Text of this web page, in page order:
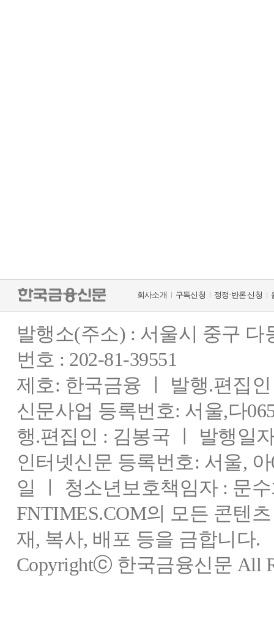
회사소개 구독신청 정정·반론 신청
발행소(주소) : 서울시 중구
번호 : 202-81-39551
제호: 한국금융 ㅣ 발행.편집
신문사업 등록번호: 서울,다
행.편집인 : 김봉국 ㅣ 발행일
인터넷신문 등록번호: 서울,
일 ㅣ 청소년보호책임자 : 문
FNTIMES.COM의 모든 콘텐
재, 복사, 배포 등을 금합니다.
Copyrightⓒ 한국금융신문 All